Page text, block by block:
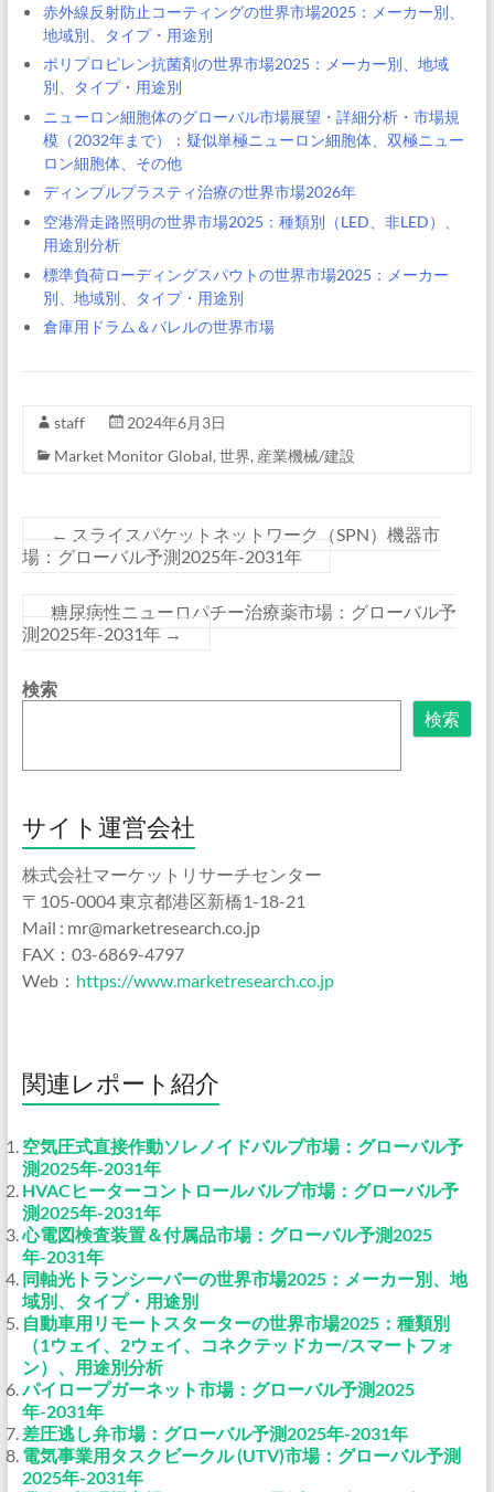
赤外線反射防止コーティングの世界市場2025：メーカー別、
地域別、タイプ・用途別
ポリプロピレン抗菌剤の世界市場2025：メーカー別、地域
別、タイプ・用途別
ニューロン細胞体のグローバル市場展望・詳細分析・市場規
模（2032年まで）：疑似単極ニューロン細胞体、双極ニュー
ロン細胞体、その他
ディンプルプラスティ治療の世界市場2026年
空港滑走路照明の世界市場2025：種類別（LED、非LED）、
用途別分析
標準負荷ローディングスパウトの世界市場2025：メーカー
別、地域別、タイプ・用途別
倉庫用ドラム＆バレルの世界市場
staff
2024年6月3日
Market Monitor Global, 世界, 産業機械/建設
← スライスパケットネットワーク（SPN）機器市
場：グローバル予測2025年-2031年
糖尿病性ニューロパチー治療薬市場：グローバル予
測2025年-2031年 →
検索
検索
サイト運営会社
株式会社マーケットリサーチセンター
〒105-0004 東京都港区新橋1-18-21
Mail : mr@marketresearch.co.jp
FAX：03-6869-4797
Web： https://www.marketresearch.co.jp
関連レポート紹介
空気圧式直接作動ソレノイドバルブ市場：グローバル予
測2025年-2031年
HVACヒーターコントロールバルブ市場：グローバル予
測2025年-2031年
心電図検査装置＆付属品市場：グローバル予測2025
年-2031年
同軸光トランシーバーの世界市場2025：メーカー別、地
域別、タイプ・用途別
自動車用リモートスターターの世界市場2025：種類別
（1ウェイ、2ウェイ、コネクテッドカー/スマートフォ
ン）、用途別分析
パイロープガーネット市場：グローバル予測2025
年-2031年
差圧逃し弁市場：グローバル予測2025年-2031年
電気事業用タスクビークル (UTV)市場：グローバル予測
2025年-2031年